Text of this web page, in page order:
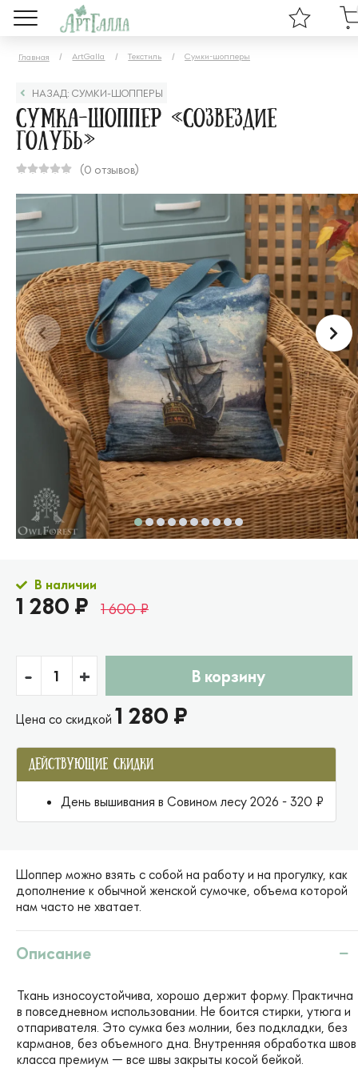
Главная ArtGalla Текстиль Сумки-шопперы
НАЗАД: СУМКИ-ШОППЕРЫ
Сумка-шоппер «Созвездие
Голубь»
(0 отзывов)
В наличии
1 280 ₽ 1 600 ₽
- + В корзину
Цена со скидкой 1 280 ₽
ДЕЙСТВУЮЩИЕ СКИДКИ
День вышивания в Совином лесу 2026 - 320 ₽
Шоппер можно взять с собой на работу и на прогулку, как
дополнение к обычной женской сумочке, объема которой
нам часто не хватает.
Описание
Ткань износоустойчива, хорошо держит форму. Практична
в повседневном использовании. Не боится стирки, утюга и
отпаривателя. Это сумка без молнии, без подкладки, без
карманов, без объемного дна. Внутренняя обработка швов
класса премиум — все швы закрыты косой бейкой.